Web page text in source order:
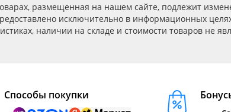
размещенная на нашем сайте, подлежит
исключительно в информационных
наличии на складе и стоимости товаров не
Способы покупки